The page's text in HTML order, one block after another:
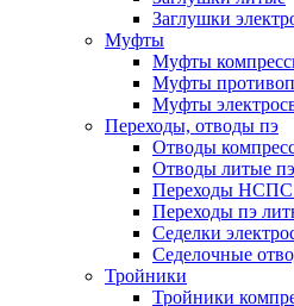
Заглушки
Муфты
Муфты
Муфты
Муфты
Переходы, отводы пэ
Отводы
Отводы литые пэ
Переходы НСПС
Переходы пэ
Седелки
Седелочные
Тройники
Тройники